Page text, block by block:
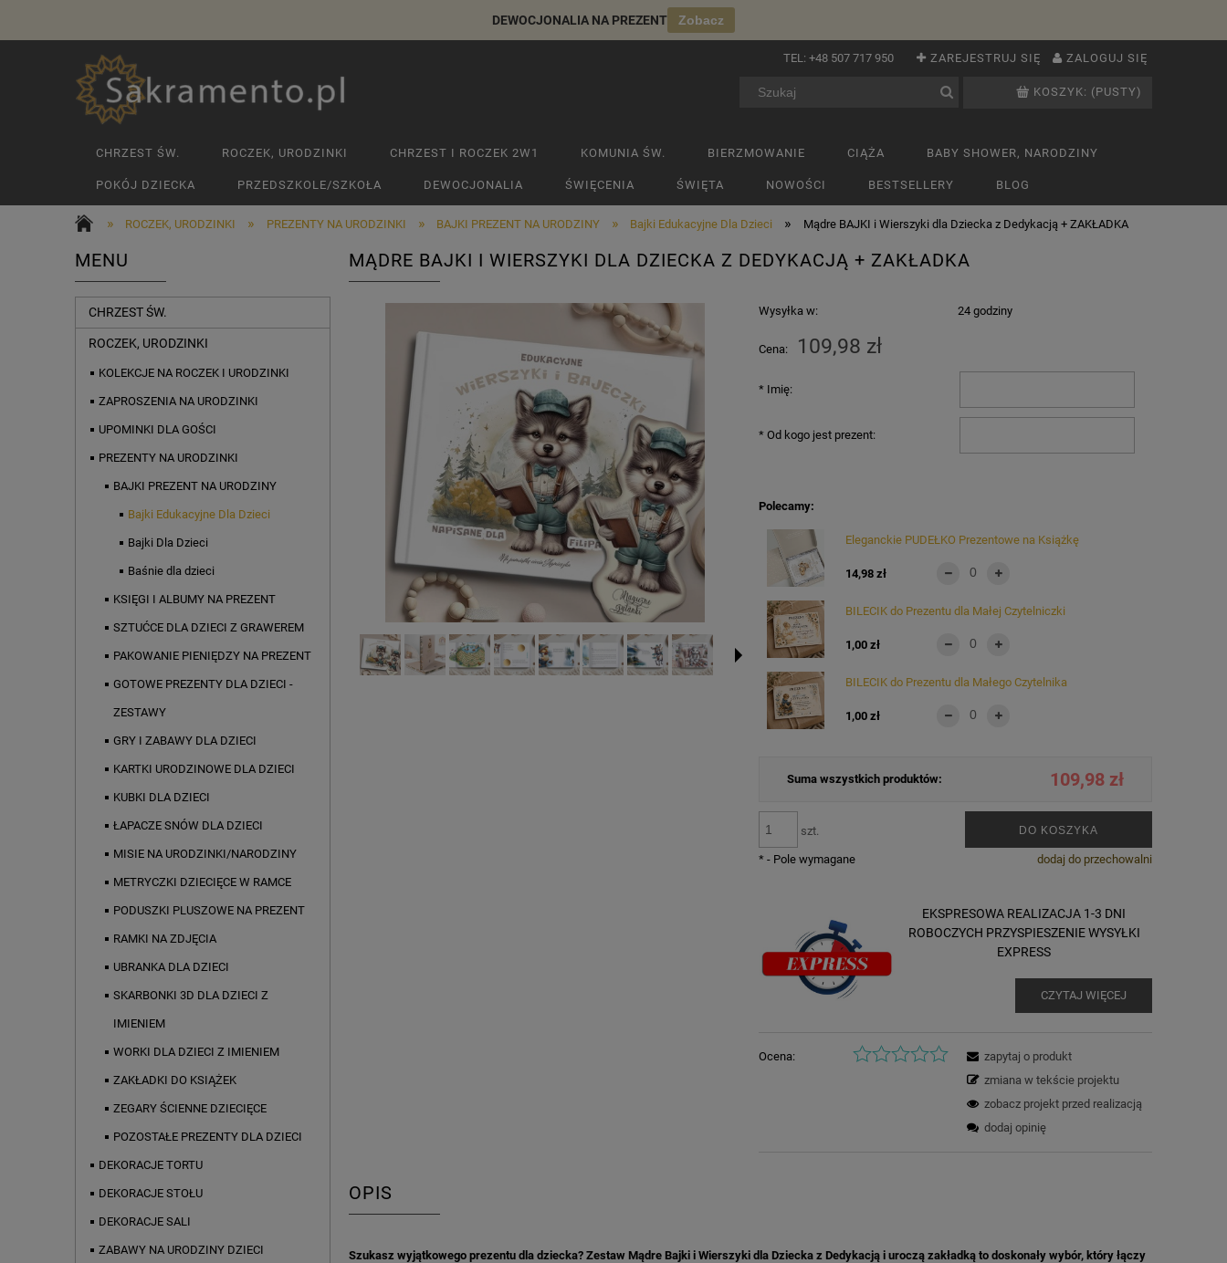
DEWOCJONALIA NA PREZENT Zobacz
ZAREJESTRUJ SIĘ ZALOGUJ SIĘ
TEL: +48 507 717 950
KOSZYK: (PUSTY)
CHRZEST ŚW. ROCZEK, URODZINKI CHRZEST I ROCZEK 2W1 KOMUNIA ŚW. BIERZMOWANIE CIĄŻA BABY SHOWER, NARODZINY
POKÓJ DZIECKA PRZEDSZKOLE/SZKOŁA DEWOCJONALIA ŚWIĘCENIA ŚWIĘTA NOWOŚCI BESTSELLERY BLOG
» ROCZEK, URODZINKI » PREZENTY NA URODZINKI » BAJKI PREZENT NA URODZINY » Bajki Edukacyjne Dla Dzieci » Mądre BAJKI i Wierszyki dla Dziecka z Dedykacją + ZAKŁADKA
MENU
CHRZEST ŚW.
ROCZEK, URODZINKI
KOLEKCJE NA ROCZEK I URODZINKI
ZAPROSZENIA NA URODZINKI
UPOMINKI DLA GOŚCI
PREZENTY NA URODZINKI
BAJKI PREZENT NA URODZINY
Bajki Edukacyjne Dla Dzieci
Bajki Dla Dzieci
Baśnie dla dzieci
KSIĘGI I ALBUMY NA PREZENT
SZTUĆCE DLA DZIECI Z GRAWEREM
PAKOWANIE PIENIĘDZY NA PREZENT
GOTOWE PREZENTY DLA DZIECI -
ZESTAWY
GRY I ZABAWY DLA DZIECI
KARTKI URODZINOWE DLA DZIECI
KUBKI DLA DZIECI
ŁAPACZE SNÓW DLA DZIECI
MISIE NA URODZINKI/NARODZINY
METRYCZKI DZIECIĘCE W RAMCE
PODUSZKI PLUSZOWE NA PREZENT
RAMKI NA ZDJĘCIA
UBRANKA DLA DZIECI
SKARBONKI 3D DLA DZIECI Z
IMIENIEM
WORKI DLA DZIECI Z IMIENIEM
ZAKŁADKI DO KSIĄŻEK
ZEGARY ŚCIENNE DZIECIĘCE
POZOSTAŁE PREZENTY DLA DZIECI
DEKORACJE TORTU
DEKORACJE STOŁU
DEKORACJE SALI
ZABAWY NA URODZINY DZIECI
MĄDRE BAJKI I WIERSZYKI DLA DZIECKA Z DEDYKACJĄ + ZAKŁADKA
Wysyłka w: 24 godziny
Cena: 109,98 zł
* Imię:
* Od kogo jest prezent:
Polecamy:
Eleganckie PUDEŁKO Prezentowe na Książkę
14,98 zł
BILECIK do Prezentu dla Małej Czytelniczki
1,00 zł
BILECIK do Prezentu dla Małego Czytelnika
1,00 zł
Suma wszystkich produktów: 109,98 zł
szt. DO KOSZYKA
dodaj do przechowalni
* - Pole wymagane
EKSPRESOWA REALIZACJA 1-3 DNI
ROBOCZYCH PRZYSPIESZENIE WYSYŁKI
EXPRESS
CZYTAJ WIĘCEJ
Ocena:
zapytaj o produkt
zmiana w tekście projektu
zobacz projekt przed realizacją
dodaj opinię
OPIS
Szukasz wyjątkowego prezentu dla dziecka? Zestaw Mądre Bajki i Wierszyki dla Dziecka z Dedykacją i uroczą zakładką to doskonały wybór, który łączy